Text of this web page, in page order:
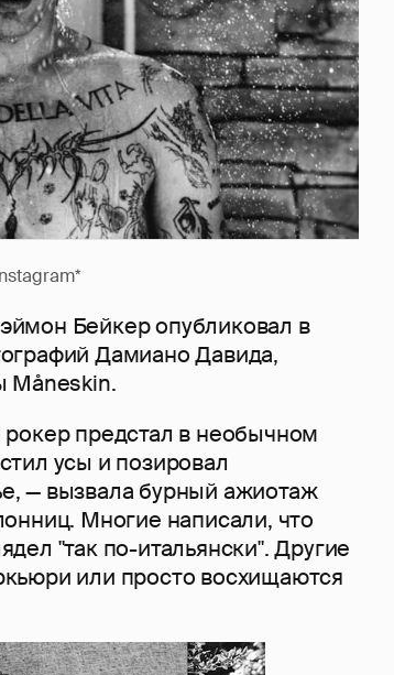
Бейкер опубликовал в
Дамиано Давида,
Måneskin.
предстал в необычном
усы и позировал
— вызвала бурный ажиотаж
Многие написали, что
"так по-итальянски". Другие
или просто восхищаются